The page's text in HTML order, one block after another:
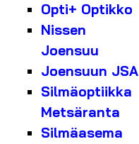
Opti+ Optikko
Nissen
Joensuu
Joensuun JSA
Silmäoptiikka
Metsäranta
Silmäasema